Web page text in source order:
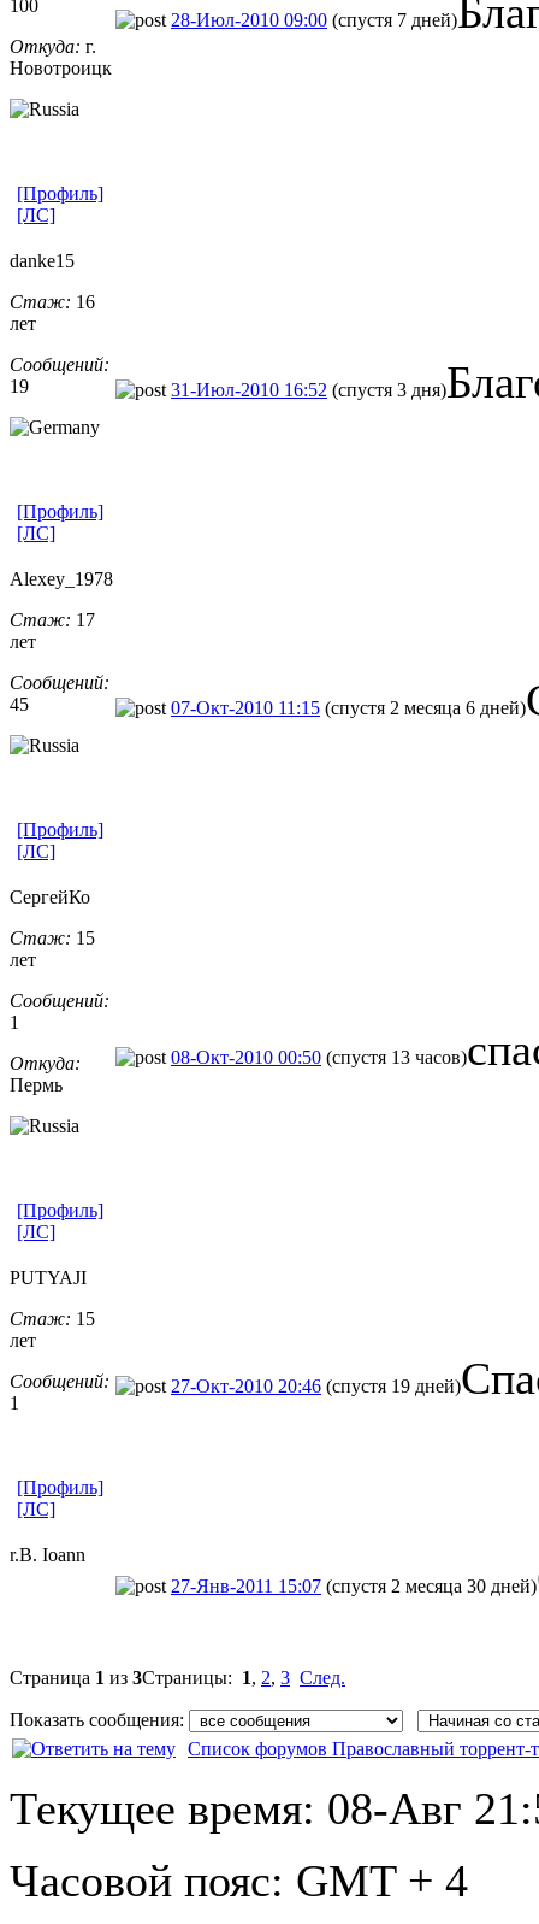
100
Откуда: г.
Новотроицк
28-Июл-2010 09:00 (спустя 7 дней)
[Профиль]
[ЛС]
danke15
Стаж: 16
лет
Сообщений:
19
31-Июл-2010 16:52 (спустя 3 дня)
[Профиль]
[ЛС]
Alexey_1978
Стаж: 17
лет
Сообщений:
45
07-Окт-2010 11:15 (спустя 2 месяца 6 дней)
[Профиль]
[ЛС]
СергейКо
Стаж: 15
лет
Сообщений:
1
Откуда:
Пермь
08-Окт-2010 00:50 (спустя 13 часов)
[Профиль]
[ЛС]
PUTYAJI
Стаж: 15
лет
Сообщений:
1
27-Окт-2010 20:46 (спустя 19 дней)
[Профиль]
[ЛС]
r.B. Ioann
27-Янв-2011 15:07 (спустя 2 месяца 30 дней)
Страница 1 из 3Страницы: 1, 2, 3 След.
Показать сообщения:
Список форумов Православный торрент-
Текущее время: 08-Авг
Часовой пояс: GMT + 4